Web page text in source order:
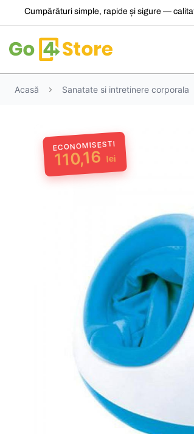
Cumpărături simple, rapide și sigure —
Acasă Sanatate si intretinere corporala
ECONOMISESTI
110,16 lei